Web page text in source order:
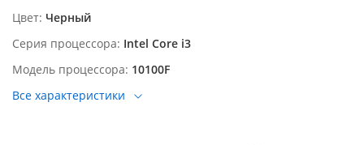
Цвет Черный
Серия процессора Intel Core i3
Модель процессора 10100F
Все характеристики